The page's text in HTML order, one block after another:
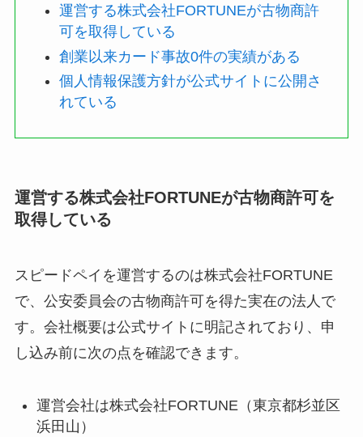
運営する株式会社FORTUNEが古物商許
可を取得している
創業以来カード事故0件の実績がある
個人情報保護方針が公式サイトに公開さ
れている
運営する株式会社FORTUNEが古物商許可を
取得している
スピードペイを運営するのは株式会社FORTUNE
で、公安委員会の古物商許可を得た実在の法人で
す。会社概要は公式サイトに明記されており、申
し込み前に次の点を確認できます。
運営会社は株式会社FORTUNE（東京都杉並区
浜田山）